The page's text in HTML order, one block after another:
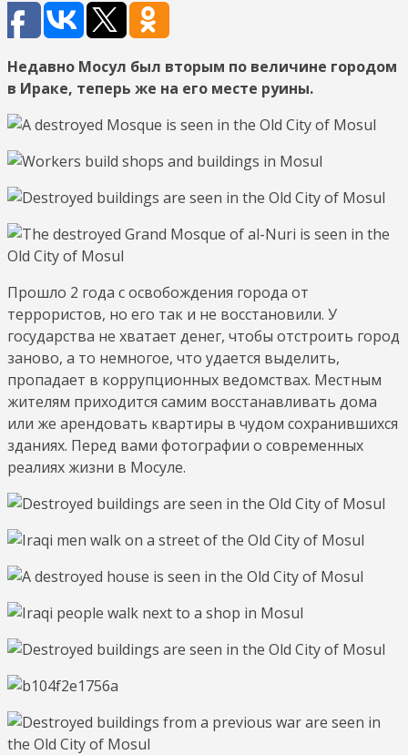
Недавно Мосул был вторым по величине городом
в Ираке, теперь же на его месте руины.
Прошло 2 года с освобождения города от
террористов, но его так и не восстановили. У
государства не хватает денег, чтобы отстроить город
заново, а то немногое, что удается выделить,
пропадает в коррупционных ведомствах. Местным
жителям приходится самим восстанавливать дома
или же арендовать квартиры в чудом сохранившихся
зданиях. Перед вами фотографии о современных
реалиях жизни в Мосуле.